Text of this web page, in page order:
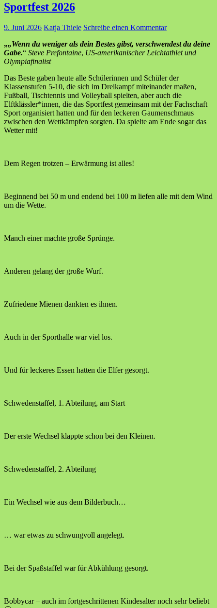
Sportfest 2026
9. Juni 2026 Katja Thiele Schreibe einen Kommentar
„„Wenn du weniger als dein Bestes gibst, verschwendest du deine
Gabe.“ Steve Prefontaine​, US-amerikanischer Leichtathlet und
Olympiafinalist
Das Beste gaben heute alle Schülerinnen und Schüler der
Klassenstufen 5-10, die sich im Dreikampf miteinander maßen,
Fußball, Tischtennis und Volleyball spielten, aber auch die
Elftklässler*innen, die das Sportfest gemeinsam mit der Fachschaft
Sport organisiert hatten und für den leckeren Gaumenschmaus
zwischen den Wettkämpfen sorgten. Da spielte am Ende sogar das
Wetter mit!
Dem Regen trotzen – Erwärmung ist alles!
Beginnend bei 50 m und endend bei 100 m liefen alle mit dem Wind
um die Wette.
Manch einer machte große Sprünge.
Anderen gelang der große Wurf.
Zufriedene Mienen dankten es ihnen.
Auch in der Sporthalle war viel los.
Und für leckeres Essen hatten die Elfer gesorgt.
Schwedenstaffel, 1. Abteilung, am Start
Der erste Wechsel klappte schon bei den Kleinen.
Schwedenstaffel, 2. Abteilung
Ein Wechsel wie aus dem Bilderbuch…
… war etwas zu schwungvoll angelegt.
Bei der Spaßstaffel war für Abkühlung gesorgt.
Bobbycar – auch im fortgeschrittenen Kindesalter noch sehr beliebt